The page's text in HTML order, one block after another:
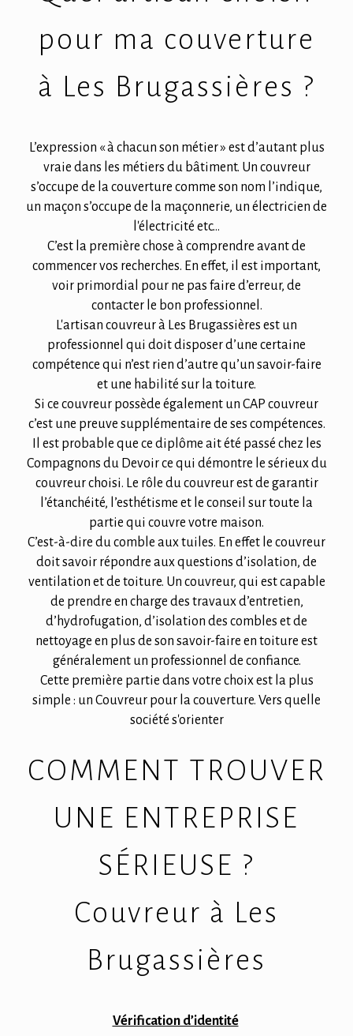
pour ma couverture
à Les Brugassières ?
L’expression « à chacun son métier » est d’autant plus
vraie dans les métiers du bâtiment. Un couvreur
s’occupe de la couverture comme son nom l’indique,
un maçon s’occupe de la maçonnerie, un électricien de
l'électricité etc...
C’est la première chose à comprendre avant de
commencer vos recherches. En effet, il est important,
voir primordial pour ne pas faire d’erreur, de
contacter le bon professionnel.
L'artisan couvreur à Les Brugassières est un
professionnel qui doit disposer d’une certaine
compétence qui n’est rien d’autre qu’un savoir-faire
et une habilité sur la toiture.
Si ce couvreur possède également un CAP couvreur
c’est une preuve supplémentaire de ses compétences.
Il est probable que ce diplôme ait été passé chez les
Compagnons du Devoir ce qui démontre le sérieux du
couvreur choisi. Le rôle du couvreur est de garantir
l’étanchéité, l’esthétisme et le conseil sur toute la
partie qui couvre votre maison.
C’est-à-dire du comble aux tuiles. En effet le couvreur
doit savoir répondre aux questions d’isolation, de
ventilation et de toiture. Un couvreur, qui est capable
de prendre en charge des travaux d’entretien,
d’hydrofugation, d’isolation des combles et de
nettoyage en plus de son savoir-faire en toiture est
généralement un professionnel de confiance.
Cette première partie dans votre choix est la plus
simple : un Couvreur pour la couverture. Vers quelle
société s'orienter
COMMENT TROUVER
UNE ENTREPRISE
SÉRIEUSE ?
Couvreur à Les
Brugassières
Vérification d’identité